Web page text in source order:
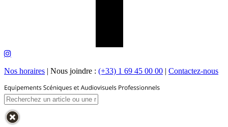
Nos horaires | Nous joindre : (+33) 1 69 45 00 00 | Contactez-nous